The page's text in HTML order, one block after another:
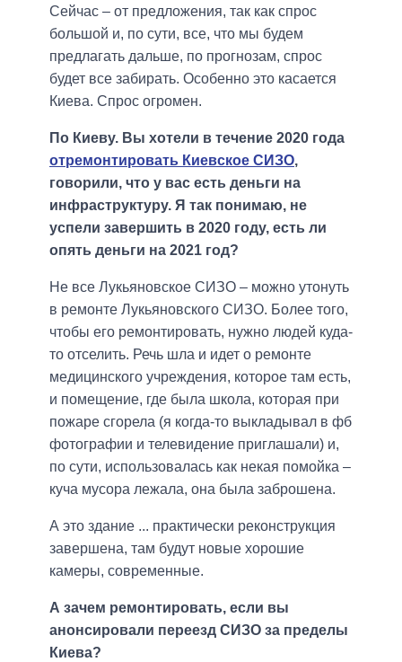
Сейчас – от предложения, так как спрос
большой и, по сути, все, что мы будем
предлагать дальше, по прогнозам, спрос
будет все забирать. Особенно это касается
Киева. Спрос огромен.
По Киеву. Вы хотели в течение 2020 года
отремонтировать Киевское СИЗО,
говорили, что у вас есть деньги на
инфраструктуру. Я так понимаю, не
успели завершить в 2020 году, есть ли
опять деньги на 2021 год?
Не все Лукьяновское СИЗО – можно утонуть
в ремонте Лукьяновского СИЗО. Более того,
чтобы его ремонтировать, нужно людей куда-
то отселить. Речь шла и идет о ремонте
медицинского учреждения, которое там есть,
и помещение, где была школа, которая при
пожаре сгорела (я когда-то выкладывал в фб
фотографии и телевидение приглашали) и,
по сути, использовалась как некая помойка –
куча мусора лежала, она была заброшена.
А это здание ... практически реконструкция
завершена, там будут новые хорошие
камеры, современные.
А зачем ремонтировать, если вы
анонсировали переезд СИЗО за пределы
Киева?